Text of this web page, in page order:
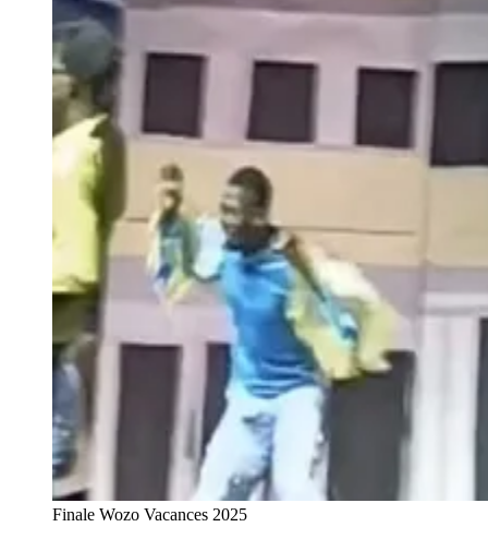
Finale Wozo Vacances 2025